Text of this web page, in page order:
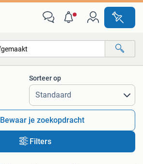
Alle afstanden…
Sorteer op
Bewaar je zoekopdracht
Filters